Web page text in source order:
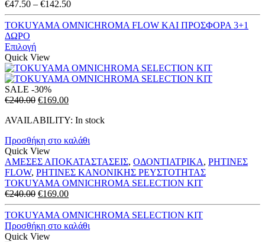
€47.50 – €142.50Price
range:
€47.50
TOKUYAMA OMNICHROMA FLOW ΚΑΙ ΠΡΟΣΦΟΡΑ 3+1
ΔΩΡΟ
Επιλογή
Quick View
SALE -30%
€240.00 Original
was:
€169.00Η
τιμή
€169.00.
AVAILABILITY: In stock
Προσθήκη στο καλάθι
Quick View
ΑΜΕΣΕΣ ΑΠΟΚΑΤΑΣΤΑΣΕΙΣ, ΟΔΟΝΤΙΑΤΡΙΚΑ, ΡΗΤΙΝΕΣ
FLOW, ΡΗΤΙΝΕΣ ΚΑΝΟΝΙΚΗΣ ΡΕΥΣΤΟΤΗΤΑΣ
TOKUYAMA OMNICHROMA SELECTION KIT
€240.00 Original
price
was:
€240.00.
€169.00Η
τρέχουσα
τιμή
είναι:
TOKUYAMA OMNICHROMA SELECTION KIT
Προσθήκη στο καλάθι
Quick View